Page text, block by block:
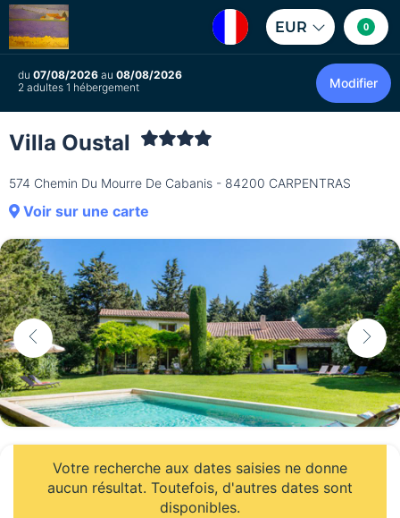
EUR 0
du 07/08/2026 au 08/08/2026
2 adultes 1 hébergement
Modifier
Villa Oustal
574 Chemin Du Mourre De Cabanis - 84200 CARPENTRAS
Voir sur une carte
Votre recherche aux dates saisies ne donne
aucun résultat. Toutefois, d'autres dates sont
disponibles.